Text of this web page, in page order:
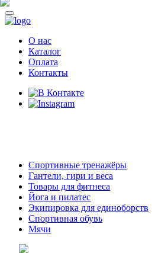
О нас
Каталог
Оплата
Контакты
Спортивные тренажёры
Гантели, гири и веса
Товары для фитнеса
Йога и пилатес
Экипировка для единоборств
Спортивная обувь
Мячи